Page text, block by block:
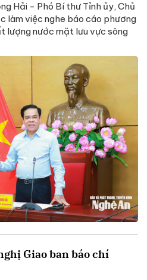
Hải - Phó Bí thư Tỉnh ủy, Chủ
làm việc nghe báo cáo phương
lượng nước mặt lưu vực sông
Giao ban báo chí